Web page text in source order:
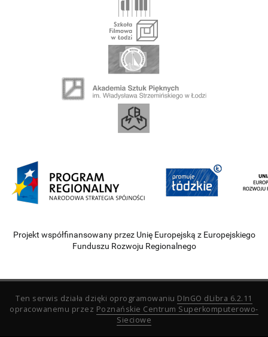
Projekt współfinansowany przez Unię Europejską z Europejskiego
Funduszu Rozwoju Regionalnego
Ten serwis działa dzięki oprogramowaniu DInGO dLibra 6.2.11
opracowanemu przez Poznańskie Centrum Superkomputerowo-
Sieciowe